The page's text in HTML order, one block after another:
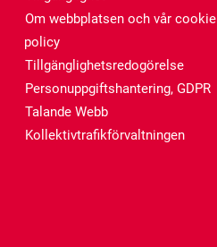
Om webbplatsen och vår cookie
policy
Tillgänglighetsredogörelse
Personuppgiftshantering, GDPR
Talande Webb
Kollektivtrafikförvaltningen